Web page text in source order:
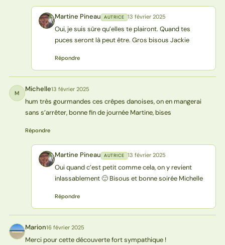
MP Martine Pineau AUTRICE 13 février 2025
Oui, je suis sûre qu’elles te plairont. Quand tes
puces seront là peut être. Gros bisous Jackie
Répondre
M Michelle13 février 2025
hum très gourmandes ces crêpes danoises, on en mangerai
sans s’arrêter, bonne fin de journée Martine, bises
Répondre
MP Martine Pineau AUTRICE 13 février 2025
Oui quand c’est petit comme cela, on y revient
inlassablement 🙂 Bisous et bonne soirée Michelle
Répondre
M Marion16 février 2025
Merci pour cette découverte fort sympathique !